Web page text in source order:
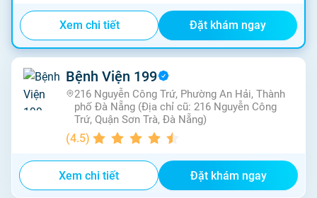
Xem chi tiết Đặt khám ngay
Bệnh Viện 199
216 Nguyễn Công Trứ, Phường An Hải, Thành
phố Đà Nẵng (Địa chỉ cũ: 216 Nguyễn Công
Trứ, Quận Sơn Trà, Đà Nẵng)
(4.5)
Xem chi tiết Đặt khám ngay